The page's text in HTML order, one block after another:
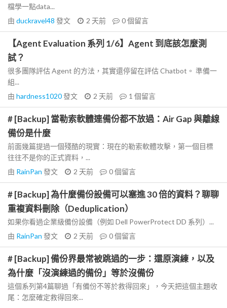
檔學一點data...
由 duckravel48 發文 2 天前 0個留言
【Agent Evaluation 系列 1/6】Agent 到底該怎麼測
試？
很多團隊評估 Agent 的方法，其實還停留在評估 Chatbot。 準備一
組...
由 hardness1020發文 2 天前 1 個留言
# [Backup] 當勒索軟體連備份都不放過：Air Gap 與離線
備份是什麼
前面幾篇提過一個殘酷的現實：現在的勒索軟體攻擊，第一個目標
往往不是你的正式資料，...
由 RainPan 發文 2 天前 0個留言
# [Backup] 為什麼備份設備可以塞進 30 倍的資料？聊聊
重複資料刪除（Deduplication）
如果你看過企業級備份設備（例如 Dell PowerProtect DD 系列）...
由 RainPan 發文 2 天前 0個留言
# [Backup] 備份界最常被跳過的一步：還原演練，以及
為什麼「沒演練過的備份」等於沒備份
這個系列第4篇聊過「有備份不等於救得回來」，今天把這個主題收
尾：怎麼確定救得回來...